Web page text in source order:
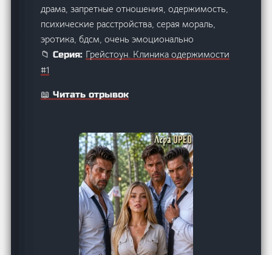
драма, запретные отношения, одержимость,
психические расстройства, серая мораль,
эротика, бдсм, очень эмоционально
📁 Серия: Грейстоун. Клиника одержимости
#1
📖 Читать отрывок